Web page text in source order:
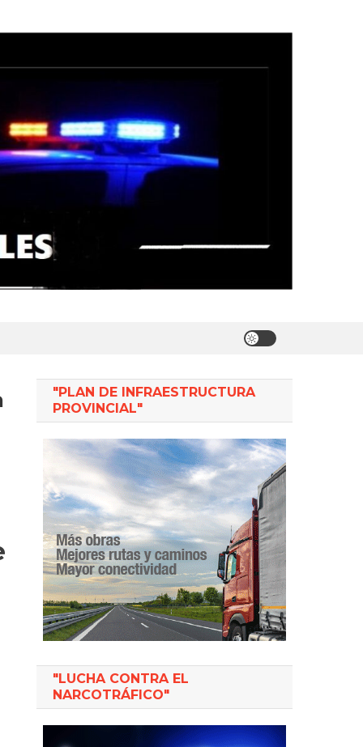
"PLAN DE INFRAESTRUCTURA
PROVINCIAL"
"LUCHA CONTRA EL
NARCOTRÁFICO"